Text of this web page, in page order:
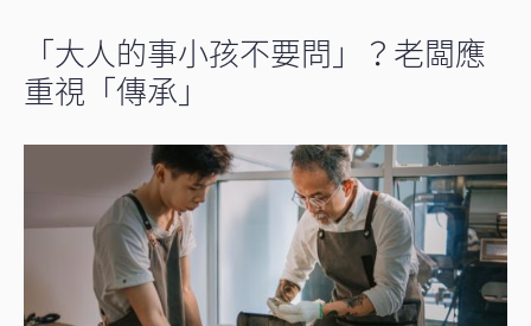
「大人的事小孩不要問」？老闆應
重視「傳承」